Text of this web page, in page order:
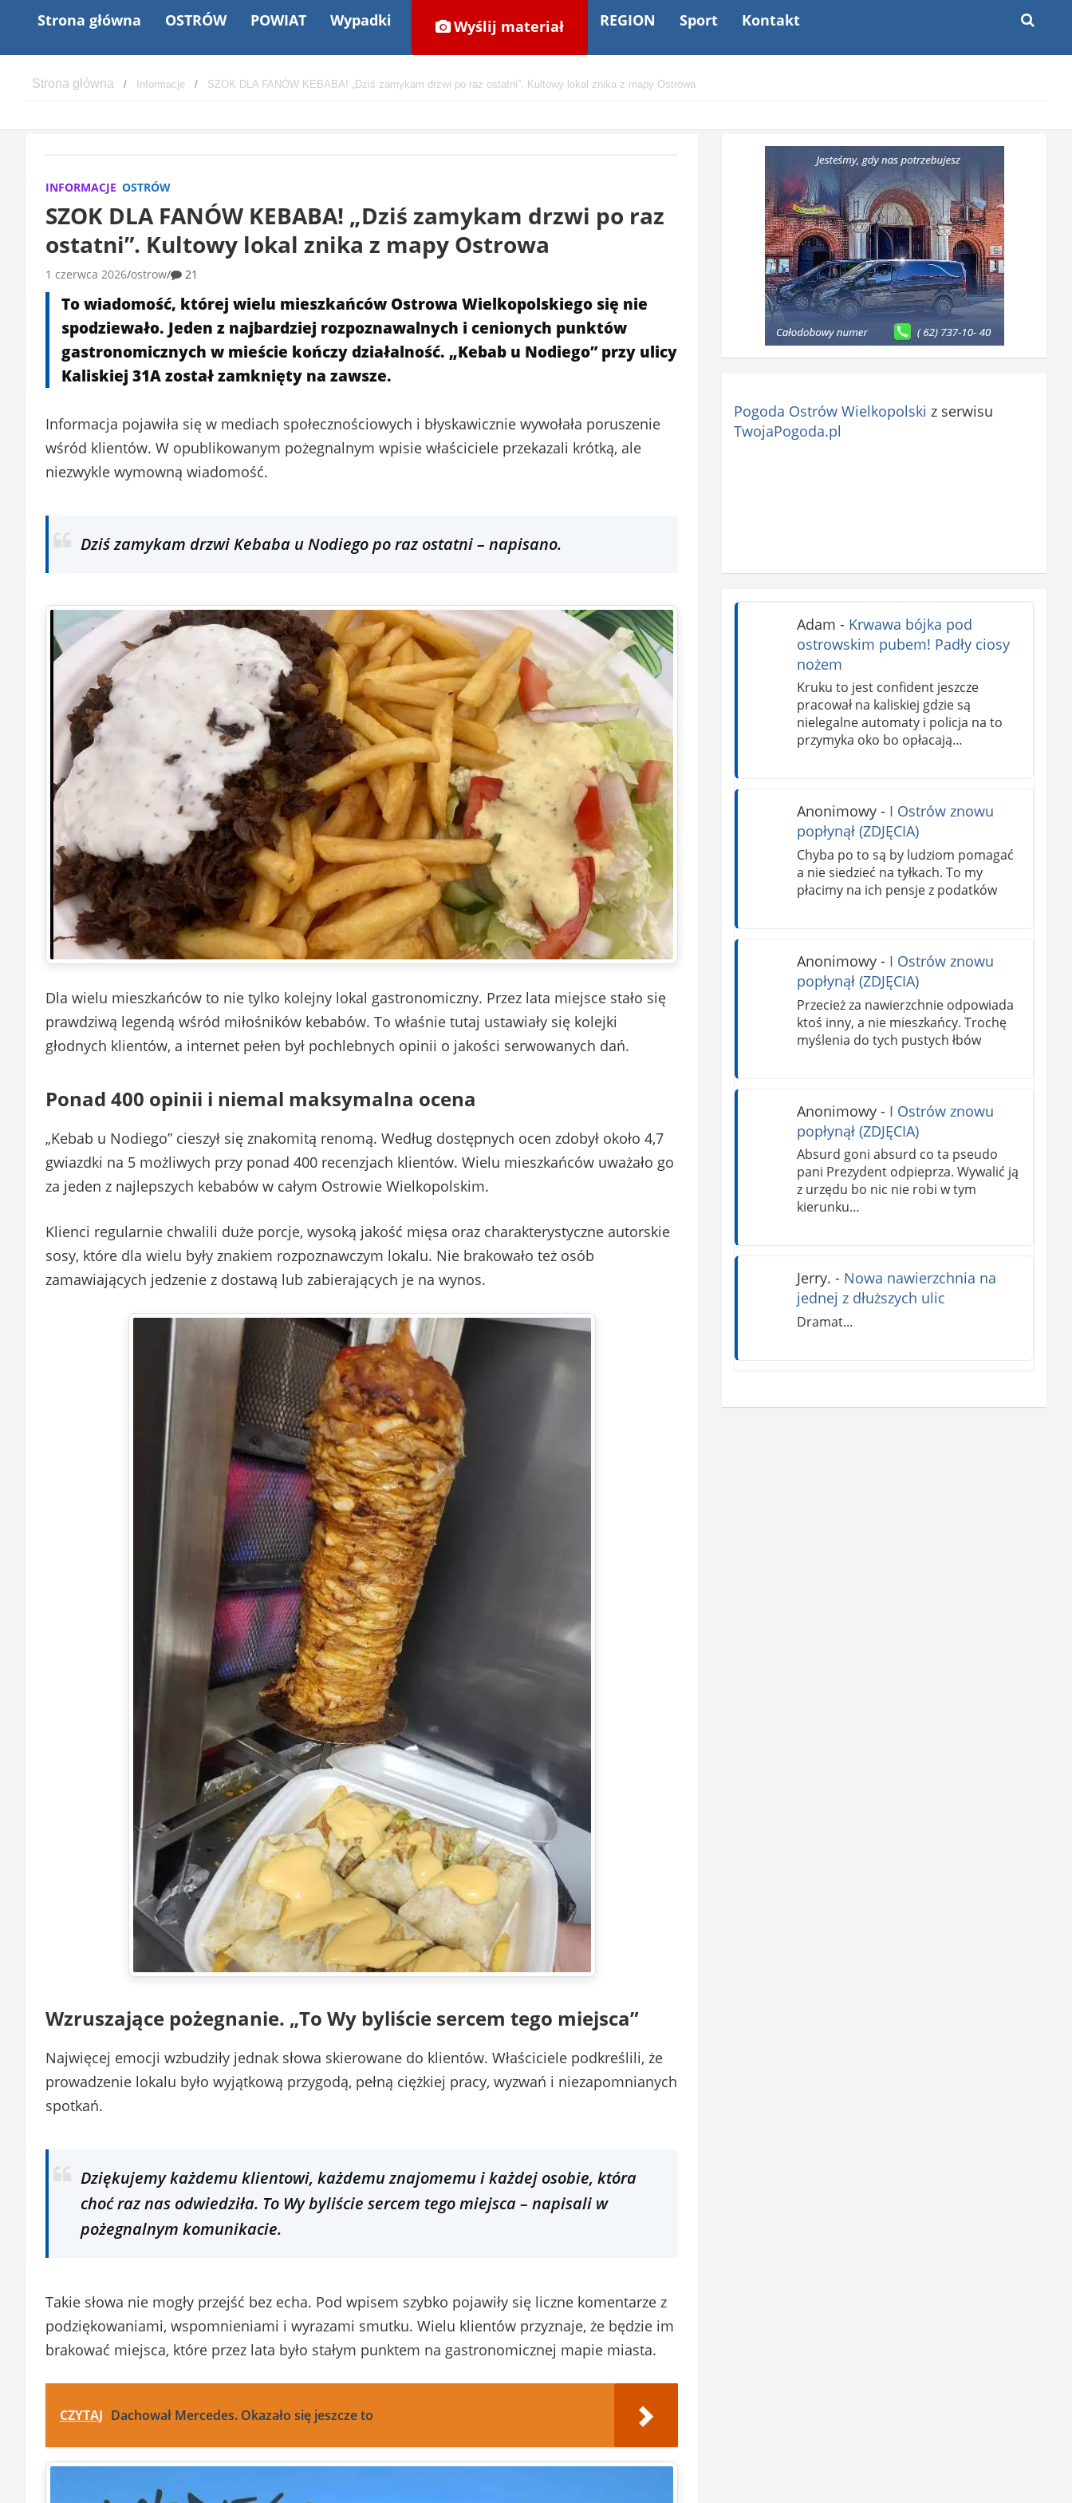
Strona główna OSTRÓW POWIAT Wypadki Wyślij materiał REGION Sport Kontakt
Informacje SZOK DLA FANÓW KEBABA! „Dziś zamykam drzwi po raz ostatni”. Kultowy lokal znika z mapy Ostrowa
INFORMACJE OSTRÓW
SZOK DLA FANÓW KEBABA! „Dziś zamykam drzwi po raz
ostatni”. Kultowy lokal znika z mapy Ostrowa
1 czerwca 2026 ostrow 21
To wiadomość, której wielu mieszkańców Ostrowa Wielkopolskiego się nie
spodziewało. Jeden z najbardziej rozpoznawalnych i cenionych punktów
gastronomicznych w mieście kończy działalność. „Kebab u Nodiego” przy ulicy
Kaliskiej 31A został zamknięty na zawsze.
Informacja pojawiła się w mediach społecznościowych i błyskawicznie wywołała poruszenie
wśród klientów. W opublikowanym pożegnalnym wpisie właściciele przekazali krótką, ale
niezwykle wymowną wiadomość.
Dziś zamykam drzwi Kebaba u Nodiego po raz ostatni – napisano.
Dla wielu mieszkańców to nie tylko kolejny lokal gastronomiczny. Przez lata miejsce stało się
prawdziwą legendą wśród miłośników kebabów. To właśnie tutaj ustawiały się kolejki
głodnych klientów, a internet pełen był pochlebnych opinii o jakości serwowanych dań.
Ponad 400 opinii i niemal maksymalna ocena
„Kebab u Nodiego” cieszył się znakomitą renomą. Według dostępnych ocen zdobył około 4,7
gwiazdki na 5 możliwych przy ponad 400 recenzjach klientów. Wielu mieszkańców uważało go
za jeden z najlepszych kebabów w całym Ostrowie Wielkopolskim.
Klienci regularnie chwalili duże porcje, wysoką jakość mięsa oraz charakterystyczne autorskie
sosy, które dla wielu były znakiem rozpoznawczym lokalu. Nie brakowało też osób
zamawiających jedzenie z dostawą lub zabierających je na wynos.
Wzruszające pożegnanie. „To Wy byliście sercem tego miejsca”
Najwięcej emocji wzbudziły jednak słowa skierowane do klientów. Właściciele podkreślili, że
prowadzenie lokalu było wyjątkową przygodą, pełną ciężkiej pracy, wyzwań i niezapomnianych
spotkań.
Dziękujemy każdemu klientowi, każdemu znajomemu i każdej osobie, która
choć raz nas odwiedziła. To Wy byliście sercem tego miejsca – napisali w
pożegnalnym komunikacie.
Takie słowa nie mogły przejść bez echa. Pod wpisem szybko pojawiły się liczne komentarze z
podziękowaniami, wspomnieniami i wyrazami smutku. Wielu klientów przyznaje, że będzie im
brakować miejsca, które przez lata było stałym punktem na gastronomicznej mapie miasta.
CZYTAJ Dachował Mercedes. Okazało się jeszcze to
Pogoda Ostrów Wielkopolski z serwisu
TwojaPogoda.pl
Adam - Krwawa bójka pod
ostrowskim pubem! Padły ciosy
nożem
Kruku to jest confident jeszcze
pracował na kaliskiej gdzie są
nielegalne automaty i policja na to
przymyka oko bo opłacają…
Anonimowy- I Ostrów znowu
popłynął (ZDJĘCIA)
Chyba po to są by ludziom pomagać
a nie siedzieć na tyłkach. To my
płacimy na ich pensje z podatków
Anonimowy- I Ostrów znowu
popłynął (ZDJĘCIA)
Przecież za nawierzchnie odpowiada
ktoś inny, a nie mieszkańcy. Trochę
myślenia do tych pustych łbów
Anonimowy- I Ostrów znowu
popłynął (ZDJĘCIA)
Absurd goni absurd co ta pseudo
pani Prezydent odpieprza. Wywalić ją
z urzędu bo nic nie robi w tym
kierunku…
Jerry. - Nowa nawierzchnia na
jednej z dłuższych ulic
Dramat...